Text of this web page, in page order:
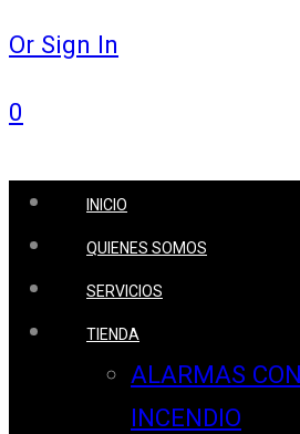
Or Sign In
0
INICIO
QUIENES SOMOS
SERVICIOS
TIENDA
ALARMAS
INCENDIO